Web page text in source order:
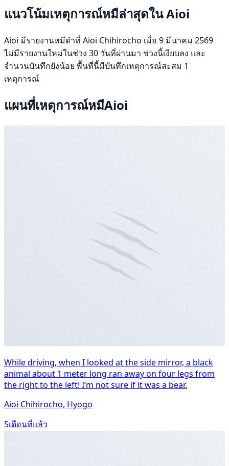
แนวโน้มเหตุการณ์หมีล่าสุดใน Aioi
Aioi มีรายงานหมีดำที่ Aioi Chihirocho เมื่อ 9 มีนาคม 2569
ไม่มีรายงานใหม่ในช่วง 30 วันที่ผ่านมา ช่วงนี้เงียบลง และ
จำนวนบันทึกยังน้อย พื้นที่นี้มีบันทึกเหตุการณ์สะสม 1
เหตุการณ์
แผนที่เหตุการณ์หมีAioi
While driving, when I looked at the side mirror, a black
animal about 1 meter long ran away on four legs from
the right to the left! I’m not sure if it was a bear.
Aioi Chihirocho, Hyogo
5เดือนที่แล้ว